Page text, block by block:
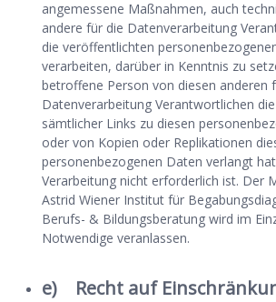
angemessene Maßnahmen, auch
andere für die Datenverarbeitung
die veröffentlichten
verarbeiten, darüber in Kenntnis zu
betroffene Person von diesen anderen
Datenverarbeitung Verantwortlichen
sämtlicher Links zu diesen
oder von Kopien oder Replikationen
personenbezogenen Daten verlangt
Verarbeitung nicht erforderlich ist. Der
Astrid Wiener Institut für
Berufs- & Bildungsberatung wird im
Notwendige veranlassen.
e) Recht auf